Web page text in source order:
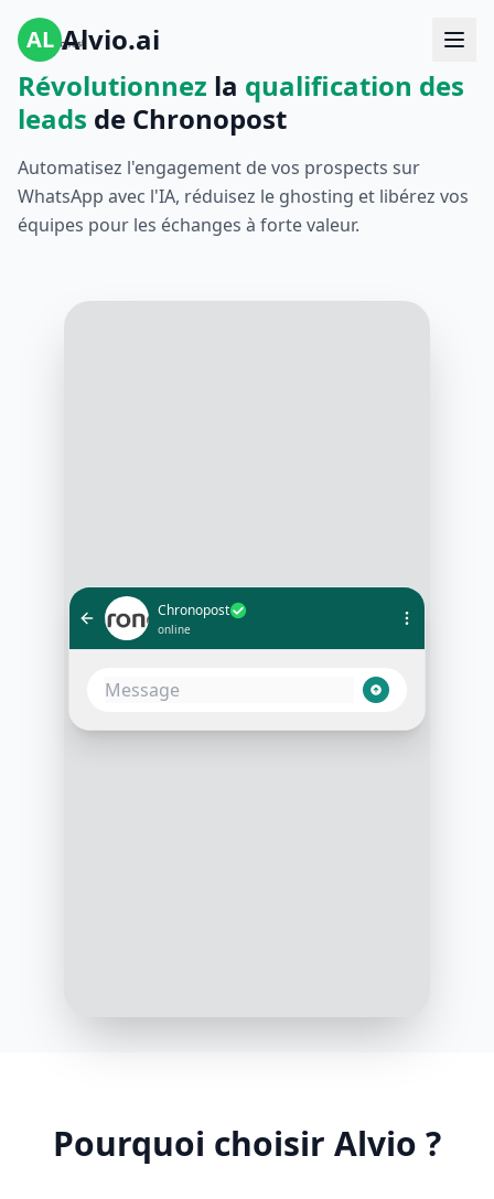
AL Alvio.ai
Révolutionnez la qualification des
leads de Chronopost
Automatisez l'engagement de vos prospects sur
WhatsApp avec l'IA, réduisez le ghosting et libérez vos
équipes pour les échanges à forte valeur.
Chronopost
online
Bonjour, je souhaite suivre mon
10:05 AM
Pourquoi choisir Alvio ?